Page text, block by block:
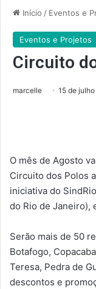
Início / Eventos e
Eventos e Projetos
Circuito
marcelle 15 de
O mês de Agosto
Circuito dos Polos
iniciativa do
do Rio de Janeiro),
Serão mais de 50
Botafogo,
Teresa, Pedra de
descontos e